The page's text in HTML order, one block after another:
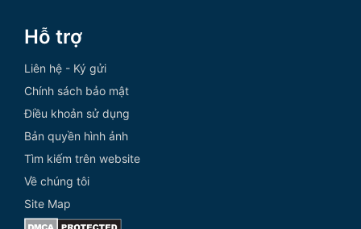
Hỗ trợ
Liên hệ - Ký gửi
Chính sách bảo mật
Điều khoản sử dụng
Bản quyền hình ảnh
Tìm kiếm trên website
Về chúng tôi
Site Map